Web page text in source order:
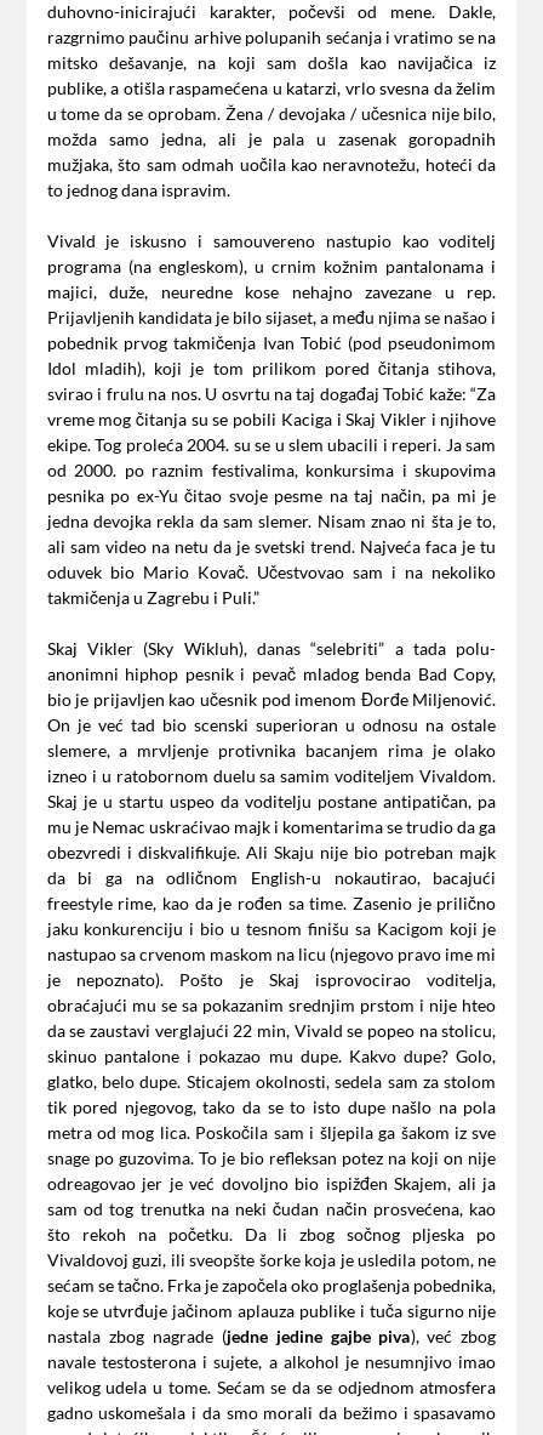
duhovno-inicirajući karakter, počevši od mene. Dakle,
razgrnimo paučinu arhive polupanih sećanja i vratimo se na
mitsko dešavanje, na koji sam došla kao navijačica iz
publike, a otišla raspamećena u katarzi, vrlo svesna da želim
u tome da se oprobam. Žena / devojaka / učesnica nije bilo,
možda samo jedna, ali je pala u zasenak goropadnih
mužjaka, što sam odmah uočila kao neravnotežu, hoteći da
to jednog dana ispravim.
Vivald je iskusno i samouvereno nastupio kao voditelj
programa (na engleskom), u crnim kožnim pantalonama i
majici, duže, neuredne kose nehajno zavezane u rep.
Prijavljenih kandidata je bilo sijaset, a među njima se našao i
pobednik prvog takmičenja Ivan Tobić (pod pseudonimom
Idol mladih), koji je tom prilikom pored čitanja stihova,
svirao i frulu na nos. U osvrtu na taj događaj Tobić kaže: “Za
vreme mog čitanja su se pobili Kaciga i Skaj Vikler i njihove
ekipe. Tog proleća 2004. su se u slem ubacili i reperi. Ja sam
od 2000. po raznim festivalima, konkursima i skupovima
pesnika po ex-Yu čitao svoje pesme na taj način, pa mi je
jedna devojka rekla da sam slemer. Nisam znao ni šta je to,
ali sam video na netu da je svetski trend. Najveća faca je tu
oduvek bio Mario Kovač. Učestvovao sam i na nekoliko
takmičenja u Zagrebu i Puli.”
Skaj Vikler (Sky Wikluh), danas “selebriti” a tada polu-
anonimni hiphop pesnik i pevač mladog benda Bad Copy,
bio je prijavljen kao učesnik pod imenom Đorđe Miljenović.
On je već tad bio scenski superioran u odnosu na ostale
slemere, a mrvljenje protivnika bacanjem rima je olako
izneo i u ratobornom duelu sa samim voditeljem Vivaldom.
Skaj je u startu uspeo da voditelju postane antipatičan, pa
mu je Nemac uskraćivao majk i komentarima se trudio da ga
obezvredi i diskvalifikuje. Ali Skaju nije bio potreban majk
da bi ga na odličnom English-u nokautirao, bacajući
freestyle rime, kao da je rođen sa time. Zasenio je prilično
jaku konkurenciju i bio u tesnom finišu sa Kacigom koji je
nastupao sa crvenom maskom na licu (njegovo pravo ime mi
je nepoznato). Pošto je Skaj isprovocirao voditelja,
obraćajući mu se sa pokazanim srednjim prstom i nije hteo
da se zaustavi verglajući 22 min, Vivald se popeo na stolicu,
skinuo pantalone i pokazao mu dupe. Kakvo dupe? Golo,
glatko, belo dupe. Sticajem okolnosti, sedela sam za stolom
tik pored njegovog, tako da se to isto dupe našlo na pola
metra od mog lica. Poskočila sam i šljepila ga šakom iz sve
snage po guzovima. To je bio refleksan potez na koji on nije
odreagovao jer je već dovoljno bio ispižđen Skajem, ali ja
sam od tog trenutka na neki čudan način prosvećena, kao
što rekoh na početku. Da li zbog sočnog pljeska po
Vivaldovoj guzi, ili sveopšte šorke koja je usledila potom, ne
sećam se tačno. Frka je započela oko proglašenja pobednika,
koje se utvrđuje jačinom aplauza publike i tuča sigurno nije
nastala zbog nagrade (jedne jedine gajbe piva), već zbog
navale testosterona i sujete, a alkohol je nesumnjivo imao
velikog udela u tome. Sećam se da se odjednom atmosfera
gadno uskomešala i da smo morali da bežimo i spasavamo